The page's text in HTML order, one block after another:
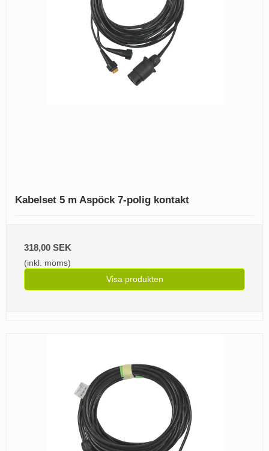
Kabelset 5 m Aspöck 7-polig kontakt
318,00 SEK
(inkl. moms)
Visa produkten